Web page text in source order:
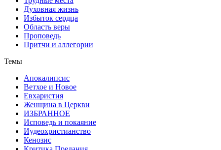
Духовная жизнь
Избыток сердца
Область веры
Проповедь
Притчи и аллегории
Темы
Апокалипсис
Ветхое и Новое
Евхаристия
Женщина в Церкви
ИЗБРАННОЕ
Исповедь и покаяние
Иудеохристианство
Кенозис